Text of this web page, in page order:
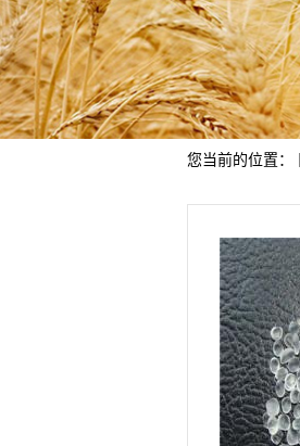
您当前的位置：